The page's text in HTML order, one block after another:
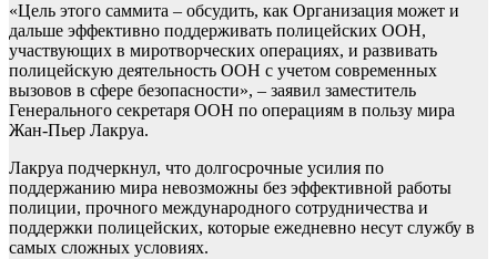
«Цель этого саммита – обсудить, как Организация может и
дальше эффективно поддерживать полицейских ООН,
участвующих в миротворческих операциях, и развивать
полицейскую деятельность ООН с учетом современных
вызовов в сфере безопасности», – заявил заместитель
Генерального секретаря ООН по операциям в пользу мира
Жан-Пьер Лакруа.
Лакруа подчеркнул, что долгосрочные усилия по
поддержанию мира невозможны без эффективной работы
полиции, прочного международного сотрудничества и
поддержки полицейских, которые ежедневно несут службу в
самых сложных условиях.